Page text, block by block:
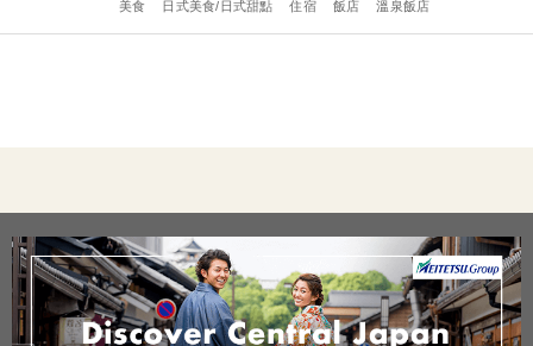
美食
日式美食/日式甜點 住宿 飯店 溫泉飯店